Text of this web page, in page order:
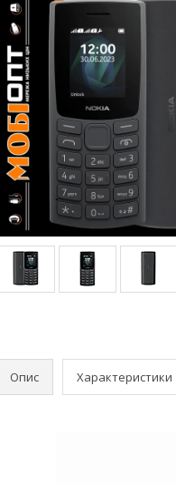
Опис Характеристики